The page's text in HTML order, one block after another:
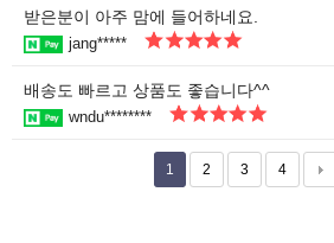
받은분이 아주 맘에 들어하네요.
jang*****
배송도 빠르고 상품도 좋습니다^^
wndu********
1 2 3 4